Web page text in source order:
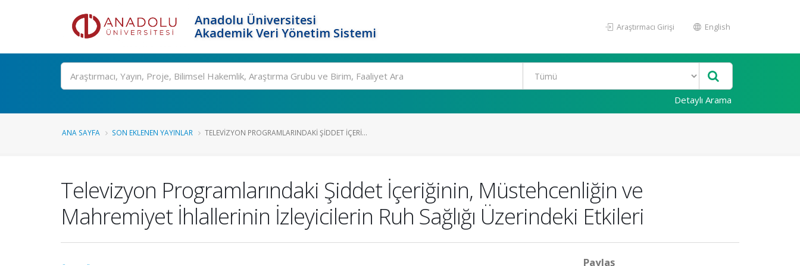
Anadolu Üniversitesi
Akademik Veri Yönetim Sistemi
Araştırmacı Girişi English
Ara
Detaylı Arama
ANA SAYFA SON EKLENEN YAYINLAR TELEVIZYON PROGRAMLARINDAKI ŞIDDET İÇERI...
Televizyon Programlarındaki Şiddet İçeriğinin, Müstehcenliğin ve
Mahremiyet İhlallerinin İzleyicilerin Ruh Sağlığı Üzerindeki Etkileri
Paylaş